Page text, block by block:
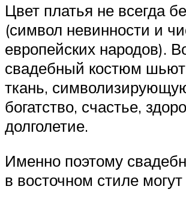
Цвет платья не всегда
(символ невинности и
европейских народов).
свадебный костюм шьют
ткань,
богатство, счастье,
долголетие.
Именно поэтому
в восточном стиле